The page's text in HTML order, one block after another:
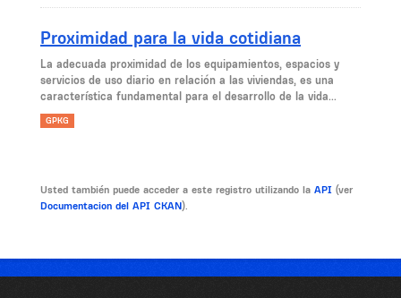
Proximidad para la vida cotidiana
La adecuada proximidad de los equipamientos, espacios y
servicios de uso diario en relación a las viviendas, es una
característica fundamental para el desarrollo de la vida...
GPKG
Usted también puede acceder a este registro utilizando la API (ver
Documentacion del API CKAN).